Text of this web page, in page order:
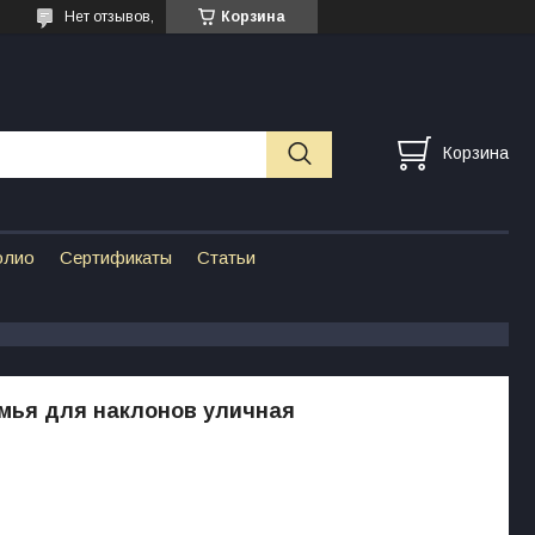
Корзина
Нет отзывов,
Корзина
Сертификаты Статьи
для наклонов уличная